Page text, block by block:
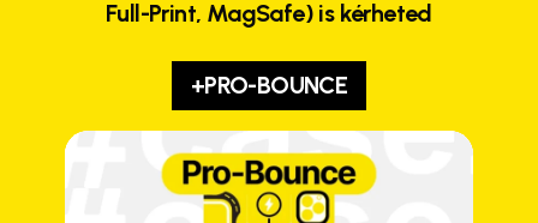
Full-Print, MagSafe) is kérheted
+PRO-BOUNCE